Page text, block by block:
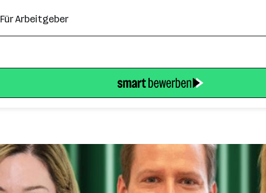
Für Arbeitgeber